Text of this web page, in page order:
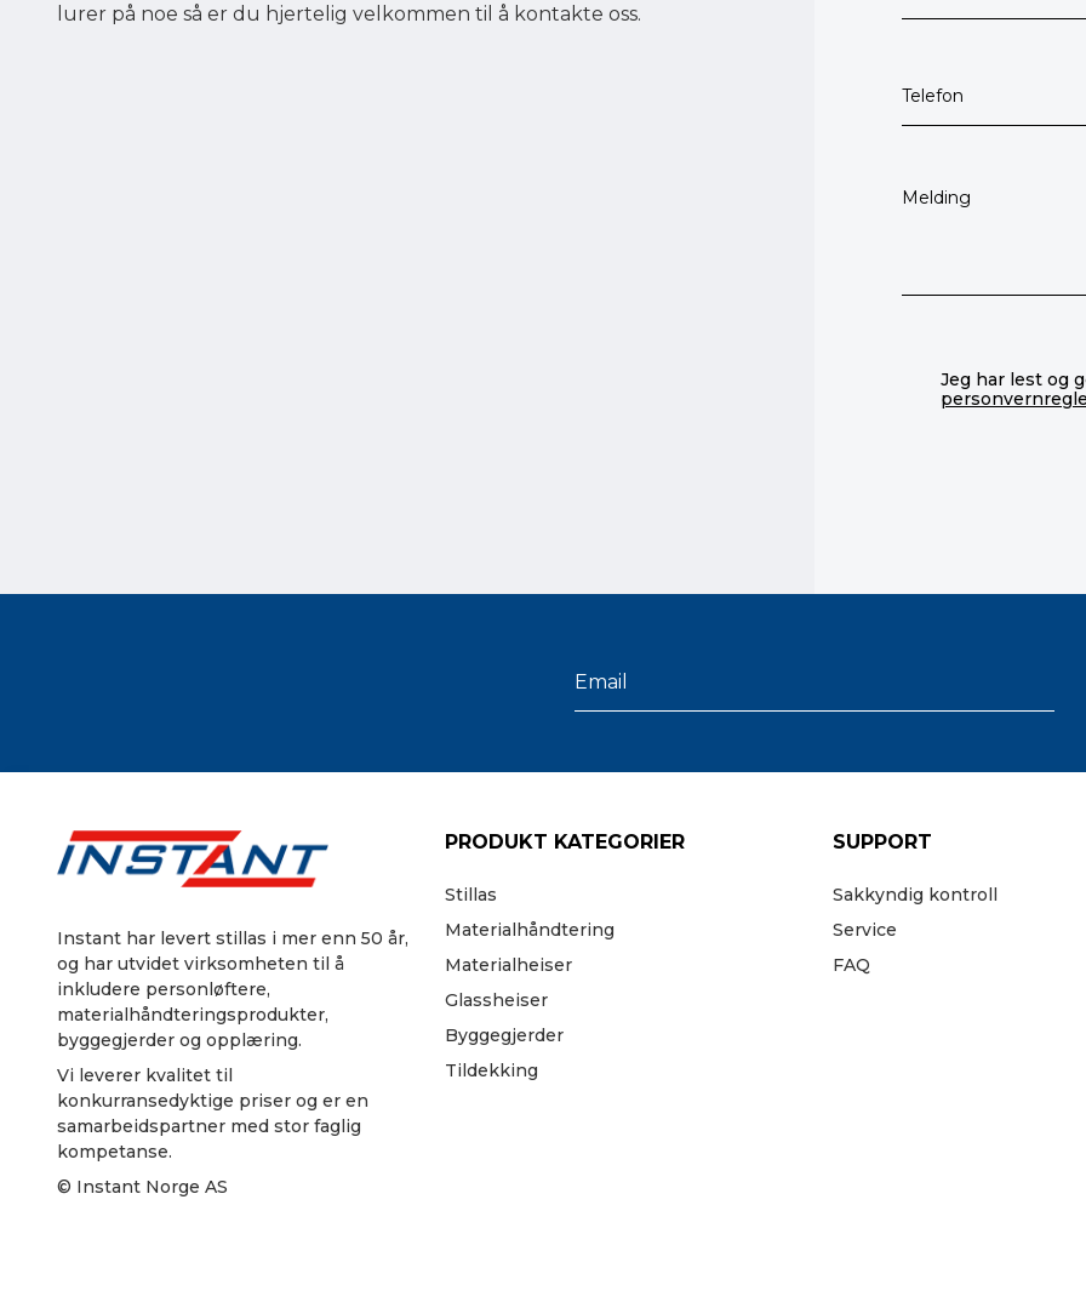
lurer på noe så er du hjertelig velkommen til å kontakte oss.
Jeg har lest og
Instant har levert stillas i mer enn 50 år,
og har utvidet virksomheten til å
inkludere personløftere,
materialhåndteringsprodukter,
byggegjerder og opplæring.
Vi leverer kvalitet til
konkurransedyktige priser og er en
samarbeidspartner med stor faglig
kompetanse.
© Instant Norge AS
PRODUKT KATEGORIER
Stillas
Materialhåndtering
Materialheiser
Glassheiser
Byggegjerder
Tildekking
SUPPORT
Sakkyndig kontroll
Service
FAQ